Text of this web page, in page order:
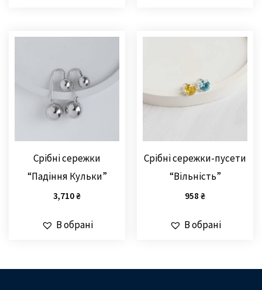
Срібні сережки
“Падіння Кульки”
3,710₴
В обрані
Срібні сережки-пусети
“Вільність”
958 ₴
В обрані